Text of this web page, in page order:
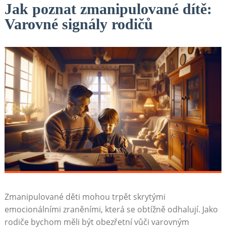
Jak poznat zmanipulované dítě:
Varovné signály rodičů
Zmanipulované děti mohou trpět skrytými
emocionálními zraněními, která se obtížně odhalují. Jako
rodiče bychom měli být obezřetní vůči varovným